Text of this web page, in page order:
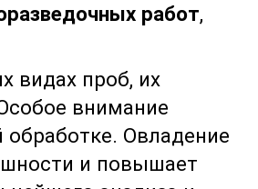
работ,
видах проб, их
внимание
Овладение
и повышает